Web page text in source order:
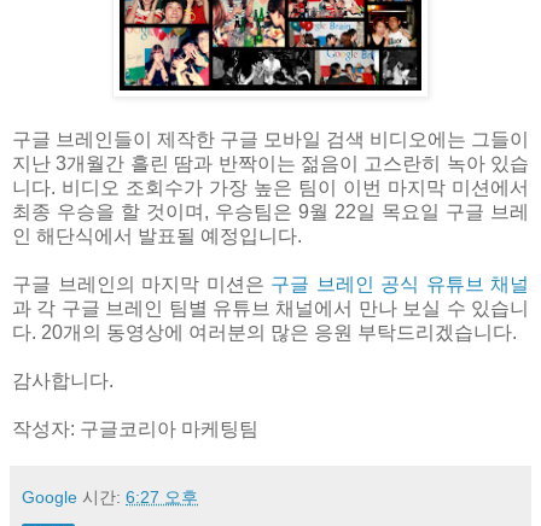
구글 브레인들이 제작한 구글 모바일 검색 비디오에는 그들이
지난 3개월간 흘린 땀과 반짝이는 젊음이 고스란히 녹아 있습
니다. 비디오 조회수가 가장 높은 팀이 이번 마지막 미션에서
최종 우승을 할 것이며, 우승팀은 9월 22일 목요일 구글 브레
인 해단식에서 발표될 예정입니다.
구글 브레인의 마지막 미션은 구글 브레인 공식 유튜브 채널
과 각 구글 브레인 팀별 유튜브 채널에서 만나 보실 수 있습니
다. 20개의 동영상에 여러분의 많은 응원 부탁드리겠습니다.
감사합니다.
작성자: 구글코리아 마케팅팀
Google 시간: 6:27 오후